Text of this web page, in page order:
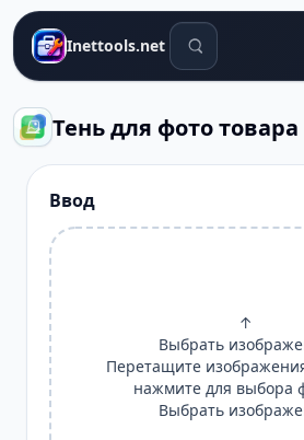
Inettools.net Поиск
Тень для фото товара
Ввод
↑
Выбрать
Перетащите
нажмите для выбора
Выбрать